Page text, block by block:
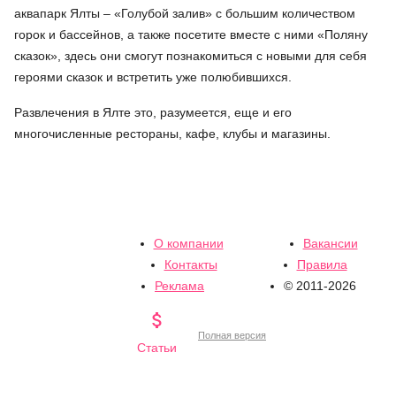
аквапарк Ялты – «Голубой залив» с большим количеством
горок и бассейнов, а также посетите вместе с ними «Поляну
сказок», здесь они смогут познакомиться с новыми для себя
героями сказок и встретить уже полюбившихся.
Развлечения в Ялте это, разумеется, еще и его
многочисленные рестораны, кафе, клубы и магазины.
О компании
Вакансии
Контакты
Правила
Реклама
© 2011-2026

Статьи
Полная версия